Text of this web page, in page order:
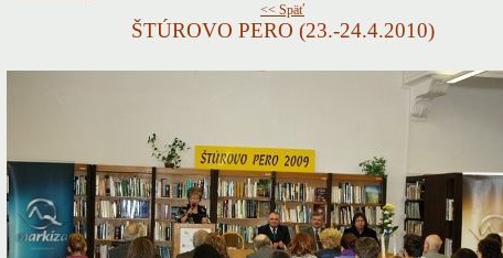
<< Späť
ŠTÚROVO PERO (23.-24.4.2010)